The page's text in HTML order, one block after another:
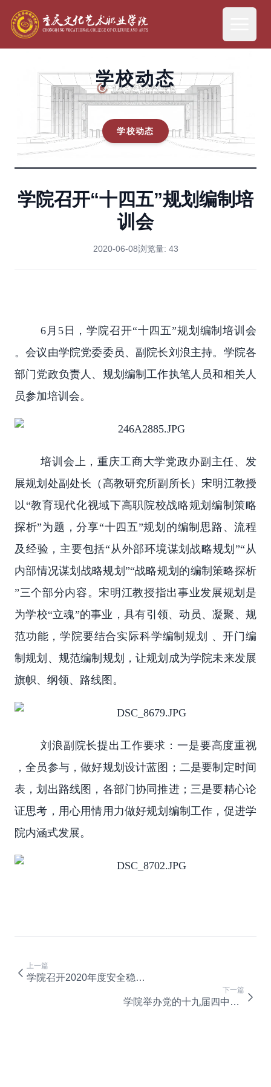
学校动态
学校动态
学院召开“十四五”规划编制培
训会
2020-06-08浏览量: 43
6月5日，学院召开“十四五”规划编制培训会
。会议由学院党委委员、副院长刘浪主持。学院各
部门党政负责人、规划编制工作执笔人员和相关人
员参加培训会。
培训会上，重庆工商大学党政办副主任、发
展规划处副处长（高教研究所副所长）宋明江教授
以“教育现代化视域下高职院校战略规划编制策略
探析”为题，分享“十四五”规划的编制思路、流程
及经验，主要包括“从外部环境谋划战略规划”“从
内部情况谋划战略规划”“战略规划的编制策略探析
”三个部分内容。宋明江教授指出事业发展规划是
为学校“立魂”的事业，具有引领、动员、凝聚、规
范功能，学院要结合实际科学编制规划 、开门编
制规划、规范编制规划，让规划成为学院未来发展
旗帜、纲领、路线图。
刘浪副院长提出工作要求：一是要高度重视
，全员参与，做好规划设计蓝图；二是要制定时间
表，划出路线图，各部门协同推进；三是要精心论
证思考，用心用情用力做好规划编制工作，促进学
院内涵式发展。
上一篇
学院召开2020年度安全稳定工作会
下一篇
学院举办党的十九届四中全会精神专题培训暨新任中层干部、党组织书记培训班